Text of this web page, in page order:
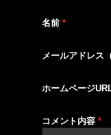
名前 *
メールアドレス
ホームページ
コメント内容 *